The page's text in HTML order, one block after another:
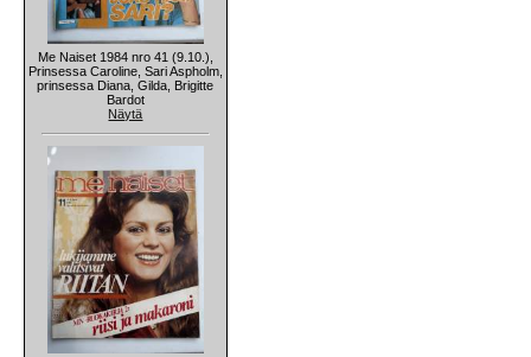
Me Naiset 1984 nro 41 (9.10.),
Prinsessa Caroline, Sari Aspholm,
prinsessa Diana, Gilda, Brigitte
Bardot
Näytä